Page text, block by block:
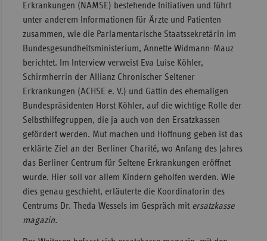
Erkrankungen (NAMSE) bestehende Initiativen und führt
unter anderem Informationen für Ärzte und Patienten
zusammen, wie die Parlamentarische Staatssekretärin im
Bundesgesundheitsministerium, Annette Widmann-Mauz
berichtet. Im Interview verweist Eva Luise Köhler,
Schirmherrin der Allianz Chronischer Seltener
Erkrankungen (ACHSE e. V.) und Gattin des ehemaligen
Bundespräsidenten Horst Köhler, auf die wichtige Rolle der
Selbsthilfegruppen, die ja auch von den Ersatzkassen
gefördert werden. Mut machen und Hoffnung geben ist das
erklärte Ziel an der Berliner Charité, wo Anfang des Jahres
das Berliner Centrum für Seltene Erkrankungen eröffnet
wurde. Hier soll vor allem Kindern geholfen werden. Wie
dies genau geschieht, erläuterte die Koordinatorin des
Centrums Dr. Theda Wessels im Gespräch mit ersatzkasse
magazin.